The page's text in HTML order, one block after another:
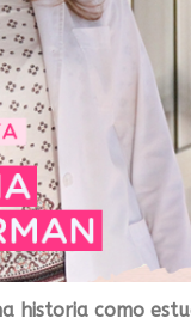
historia como